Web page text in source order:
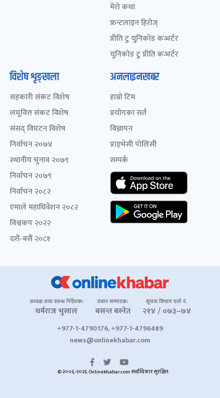
मेरो कथा
फ्रन्टलाइन हिरोज्
प्रीति टु युनिकोड कन्भर्टर
युनिकोड टु प्रीति कन्भर्टर
विशेष शृङ्खला
सहकारी संकट विशेष
लघुवित्त संकट विशेष
संसद् विघटन विशेष
निर्वाचन २०७४
स्थानीय चुनाव २०७९
निर्वाचन २०७९
निर्वाचन २०८२
एमाले महाधिवेशन २०८२
विश्वकप २०२२
दशैं-बसैं २०८१
अनलाइनखबर
हाम्रो टिम
प्रयोगका सर्त
विज्ञापन
प्राइभेसी पोलिसी
सम्पर्क
अध्यक्ष तथा प्रबन्ध निर्देशक:
धर्मराज भुसाल
प्रधान सम्पादक:
बसन्त बस्नेत
सूचना विभाग दर्ता नं.
२१४ / ०७३–७४
+977-1-4790176, +977-1-4796489
news@onlinekhabar.com
© २००६-२०२६ Onlinekhabar.com सर्वाधिकार सुरक्षित